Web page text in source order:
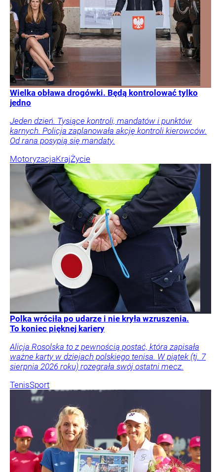
Wielka obława drogówki. Będą kontrolować tylko
jedno
Jeden dzień. Tysiące kontroli, mandatów i punktów
karnych. Policja zaplanowała akcję kontroli kierowców.
Od rana posypią się mandaty.
MotoryzacjaKrajŻycie
Polka wróciła po udarze i nie kryła wzruszenia.
To koniec pięknej kariery
Alicja Rosolska to z pewnością postać, która zapisała
ważne karty w dziejach polskiego tenisa. W piątek (tj. 7
sierpnia 2026 roku) rozegrała swój ostatni mecz.
TenisSport